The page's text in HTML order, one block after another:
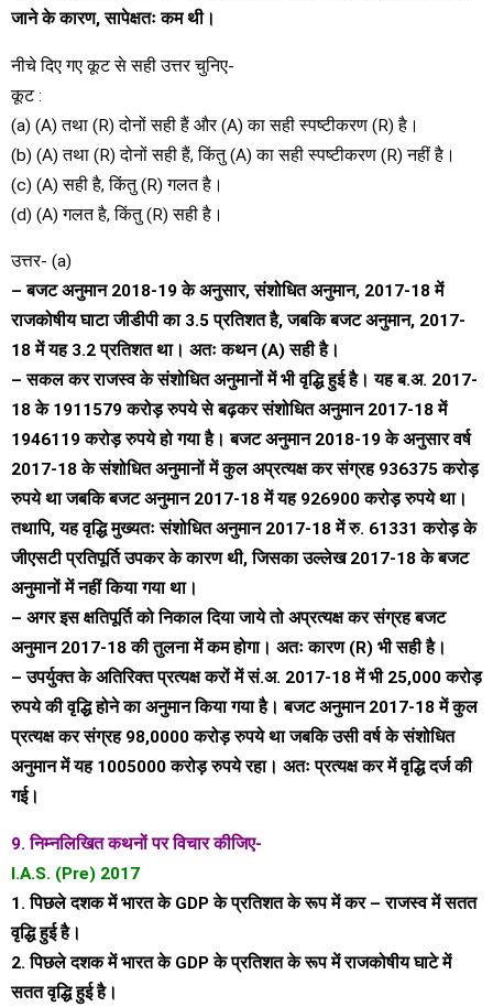
जाने के कारण, सापेक्षतः कम थी।
नीचे दिए गए कूट से सही उत्तर चुनिए-
कूट :
(a) (A) तथा (R) दोनों सही हैं और (A) का सही स्पष्टीकरण (R) है।
(b) (A) तथा (R) दोनों सही हैं, किंतु (A) का सही स्पष्टीकरण (R) नहीं है।
(c) (A) सही है, किंतु (R) गलत है।
(d) (A) गलत है, किंतु (R) सही है।
उत्तर- (a)
– बजट अनुमान 2018-19 के अनुसार, संशोधित अनुमान, 2017-18 में
राजकोषीय घाटा जीडीपी का 3.5 प्रतिशत है, जबकि बजट अनुमान, 2017-
18 में यह 3.2 प्रतिशत था। अतः कथन (A) सही है।
– सकल कर राजस्व के संशोधित अनुमानों में भी वृद्धि हुई है। यह ब.अ. 2017-
18 के 1911579 करोड़ रुपये से बढ़कर संशोधित अनुमान 2017-18 में
1946119 करोड़ रुपये हो गया है। बजट अनुमान 2018-19 के अनुसार वर्ष
2017-18 के संशोधित अनुमानों में कुल अप्रत्यक्ष कर संग्रह 936375 करोड़
रुपये था जबकि बजट अनुमान 2017-18 में यह 926900 करोड़ रुपये था।
तथापि, यह वृद्धि मुख्यतः संशोधित अनुमान 2017-18 में रु. 61331 करोड़ के
जीएसटी प्रतिपूर्ति उपकर के कारण थी, जिसका उल्लेख 2017-18 के बजट
अनुमानों में नहीं किया गया था।
– अगर इस क्षतिपूर्ति को निकाल दिया जाये तो अप्रत्यक्ष कर संग्रह बजट
अनुमान 2017-18 की तुलना में कम होगा। अतः कारण (R) भी सही है।
– उपर्युक्त के अतिरिक्त प्रत्यक्ष करों में सं.अ. 2017-18 में भी 25,000 करोड़
रुपये की वृद्धि होने का अनुमान किया गया है। बजट अनुमान 2017-18 में कुल
प्रत्यक्ष कर संग्रह 98,0000 करोड़ रुपये था जबकि उसी वर्ष के संशोधित
अनुमान में यह 1005000 करोड़ रुपये रहा। अतः प्रत्यक्ष कर में वृद्धि दर्ज की
गई।
9. निम्नलिखित कथनों पर विचार कीजिए-
I.A.S. (Pre) 2017
1. पिछले दशक में भारत के GDP के प्रतिशत के रूप में कर – राजस्व में सतत
वृद्धि हुई है।
2. पिछले दशक में भारत के GDP के प्रतिशत के रूप में राजकोषीय घाटे में
सतत वृद्धि हुई है।